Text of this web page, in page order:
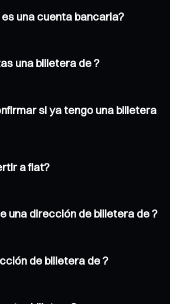
una cuenta bancaria?
una billetera de ?
si ya tengo una billetera
a fiat?
una dirección de billetera de ?
de billetera de ?